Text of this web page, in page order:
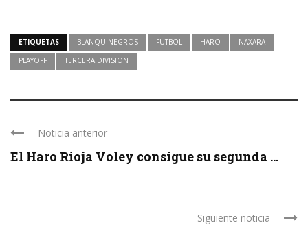
ETIQUETAS BLANQUINEGROS FUTBOL HARO
NAXARA
PLAYOFF
TERCERA DIVISION
Noticia anterior
El Haro Rioja Voley consigue su segunda ...
Siguiente noticia